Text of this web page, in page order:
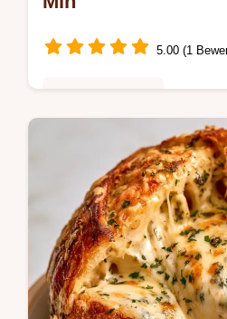
5.00 (1
Kochschinken und
diese Pizzataschen mit
saftig. Erfahren Sie,
funktioniert, in nur 35